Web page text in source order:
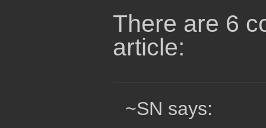
There are 6
article:
~SN says: